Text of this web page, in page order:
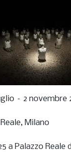
– 2 novembre
Milano
a Palazzo Reale